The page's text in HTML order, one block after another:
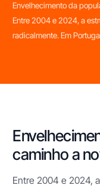
Envelhecimento da
Entre 2004 e 2024, a
radicalmente. Em
caminho a
Entre 2004 e 2024,